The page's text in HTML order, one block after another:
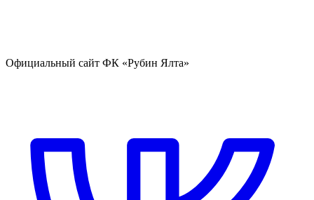
Официальный сайт ФК «Рубин Ялта»